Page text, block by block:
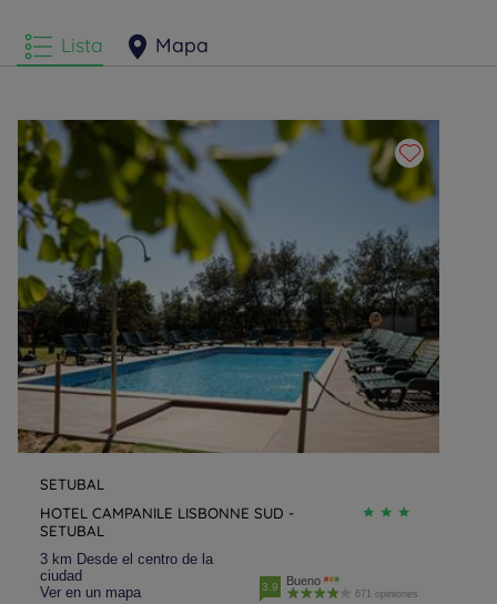
Lista Mapa
SETUBAL
HOTEL CAMPANILE LISBONNE SUD -
SETUBAL
3 km Desde el centro de la
ciudad
Ver en un mapa
3.9 Bueno
671 opiniones